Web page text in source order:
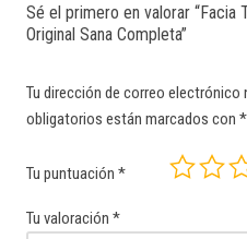
Sé el primero en valorar “Facia
Original Sana Completa”
Tu dirección de correo electrónico
obligatorios están marcados con *
Tu puntuación *
Tu valoración *